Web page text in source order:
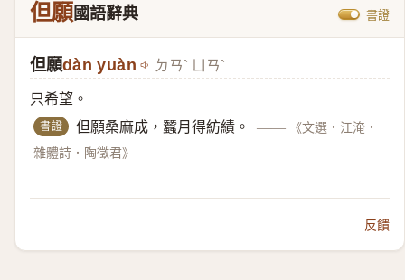
但願國語辭典 書證
但願dàn yuàn ㄉㄢˋ ㄩㄢˋ
只希望。
書證 但願桑麻成，蠶月得紡績。 ——
《文選．江淹．
雜體詩．陶徵君》
反饋